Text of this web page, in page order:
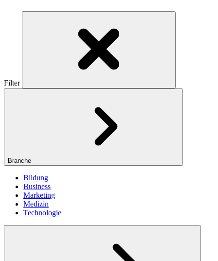
Filter
Branche
Bildung
Business
Marketing
Medizin
Technologie